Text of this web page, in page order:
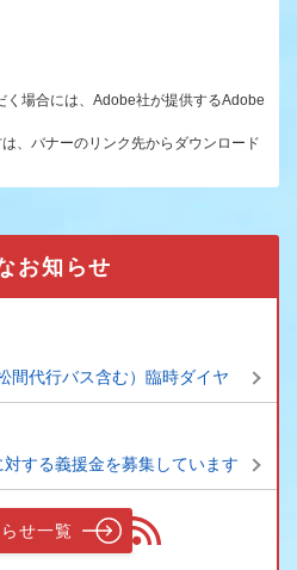
く場合には、Adobe社が提供するAdobe
、バナーのリンク先からダウンロード
お知らせ
間代行バス含む）臨時ダイヤ
する義援金を募集しています
せ一覧